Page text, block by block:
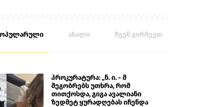
ახალი ჩვენ გირჩევთ
პროკურატურა: „ნ. ი. - მ
მეგობრებს უთხრა, რომ
თითქოსდა, გიგა ავალიანი
ზედმეტ ყურადღებას იჩენდა